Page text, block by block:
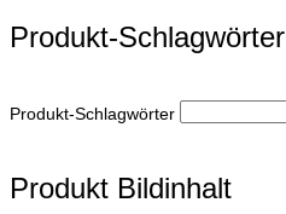
Produkt-Schlagwörter
Produkt-Schlagwörter
Produkt Bildinhalt